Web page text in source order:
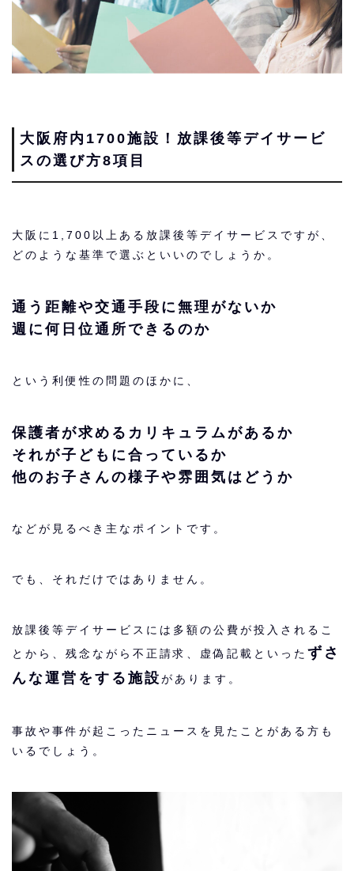
大阪府内1700施設！放課後等デイサービ
スの選び方8項目
大阪に1,700以上ある放課後等デイサービスですが、
どのような基準で選ぶといいのでしょうか。
通う距離や交通手段に無理がないか
週に何日位通所できるのか
という利便性の問題のほかに、
保護者が求めるカリキュラムがあるか
それが子どもに合っているか
他のお子さんの様子や雰囲気はどうか
などが見るべき主なポイントです。
でも、それだけではありません。
放課後等デイサービスには多額の公費が投入されるこ
とから、残念ながら 不正請求、虚偽記載といった ずさ
んな運営をする施設があります。
事故や事件が起こったニュースを見たことがある方も
いるでしょう。